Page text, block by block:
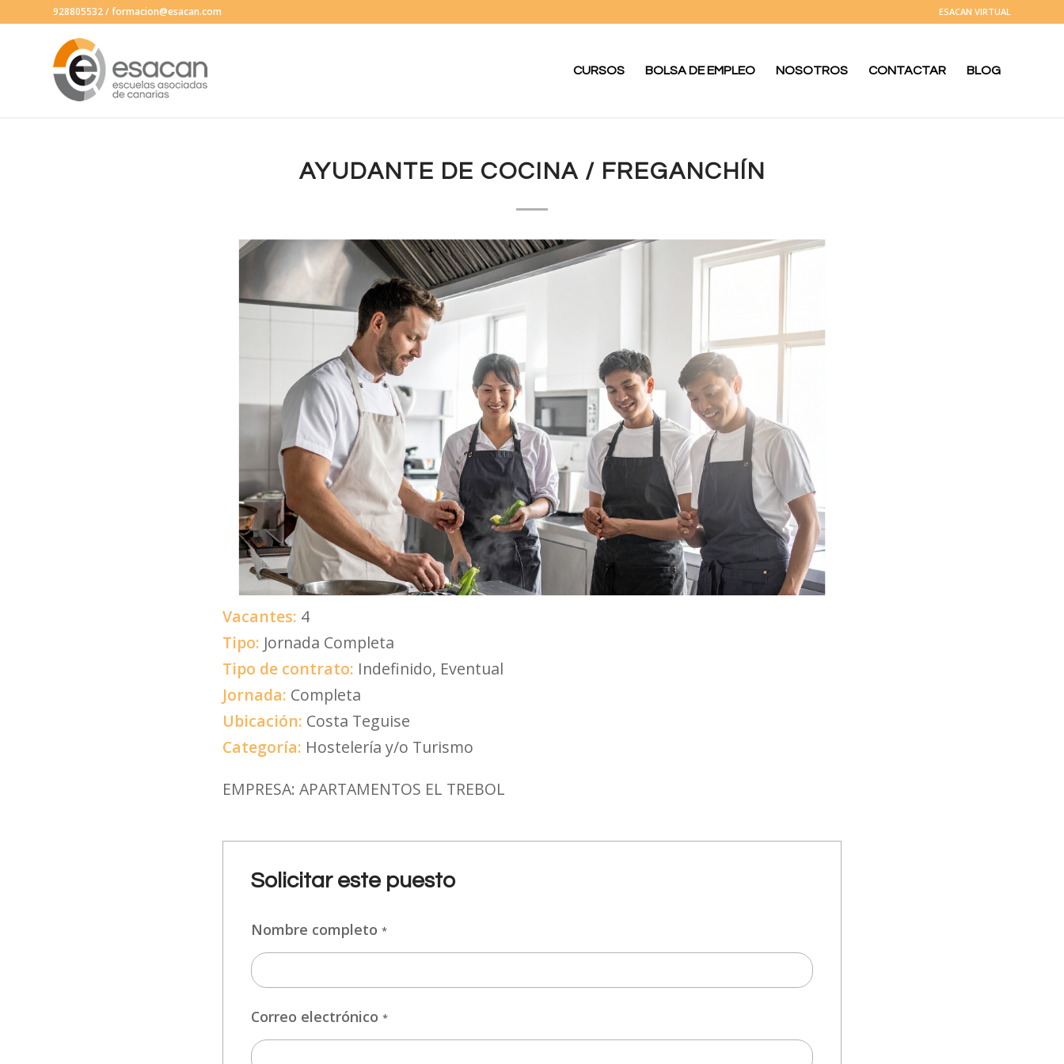
ESACAN VIRTUAL
928805532/formacion@esacan.com
CURSOS BOLSA DE EMPLEO NOSOTROS CONTACTAR BLOG
AYUDANTE DE COCINA / FREGANCHÍN
Vacantes: 4
Tipo: Jornada Completa
Tipo de contrato: Indefinido Eventual
Jornada: Completa
Ubicación: Costa Teguise
Categoría: Hostelería y/o Turismo
EMPRESA: APARTAMENTOS EL TREBOL
Solicitar este puesto
Nombre completo *
Correo electrónico *